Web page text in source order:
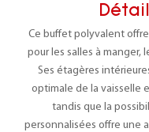
Ce buffet polyvalent
pour les salles à manger,
Ses étagères
optimale de la vaisselle
tandis que la
personnalisées offre une